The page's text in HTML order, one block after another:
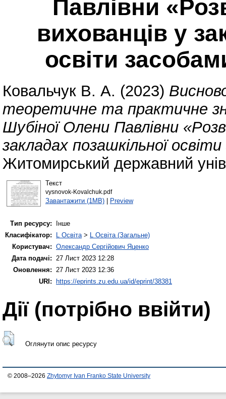
Павлівни
вихованців у
освіти
Ковальчук В. А. (2023)
теоретичне та практичне
Шубіної Олени Павлівни
закладах позашкільної
Житомирський державний
Текст
vysnovok-Kovalchuk.pdf
Завантажити (1MB)| Preview
Тип ресурсу:
Інше
Класифікатор:
L Освіта> L Освіта (Загальне)
Користувач: Олександр Сергійович Яценко
Дата подачі: 27 Лист 2023 12:28
Оновлення: 27 Лист 2023 12:36
URI:
https://eprints.zu.edu.ua/id/eprint/38381
Дії ​​(потрібно ввійти)
Оглянути опис ресурсу
© 2008–2026 Zhytomyr Ivan Franko State University